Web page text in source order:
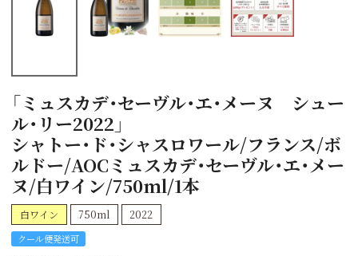
「ミュスカデ・セーヴル・エ・メーヌ シュー
ル・リー2022」
シャトー・ド・シャスロワール/フランス/ボ
ルドー/AOCミュスカデ・セーヴル・エ・メー
ヌ/白ワイン/750ml/1本
白ワイン 750ml 2022
クール便発送可